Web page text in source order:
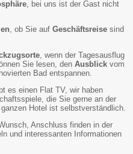
, bei uns ist der Gast nicht
, ob Sie auf Geschäftsreise sind
, wenn der Tagesausflug
Sie lesen, den Ausblick vom
Bad entspannen.
es einen Flat TV, wir haben
die Sie gerne an der
Hotel ist selbstverständlich.
Anschluss finden in der
und interessanten Informationen